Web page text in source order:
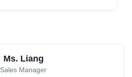
Ms. Liang
Sales Manager